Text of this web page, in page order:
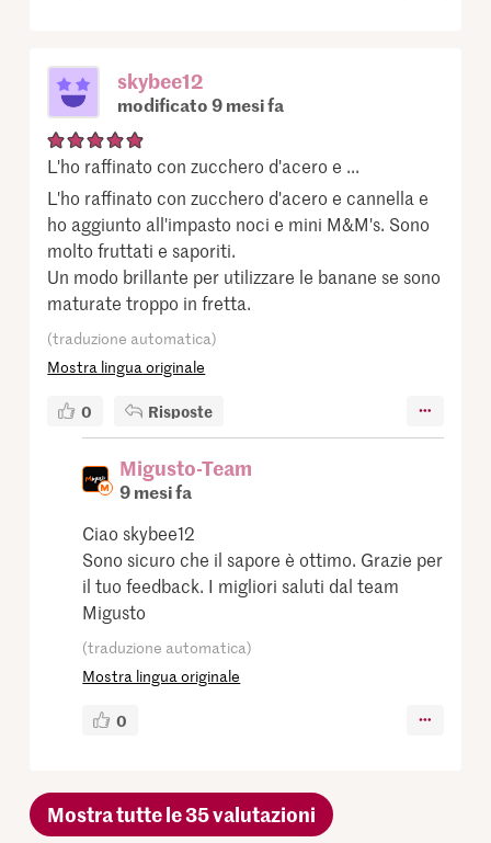
skybee12
modificato 9 mesi fa
L'ho raffinato con zucchero d'acero e ...
L'ho raffinato con zucchero d'acero e cannella e
ho aggiunto all'impasto noci e mini M&M's. Sono
molto fruttati e saporiti.
Un modo brillante per utilizzare le banane se sono
maturate troppo in fretta.
(traduzione automatica)
Mostra lingua originale
0 Risposte
Migusto-Team
9 mesi fa
Ciao skybee12
Sono sicuro che il sapore è ottimo. Grazie per
il tuo feedback. I migliori saluti dal team
Migusto
(traduzione automatica)
Mostra lingua originale
0
Mostra tutte le 35 valutazioni